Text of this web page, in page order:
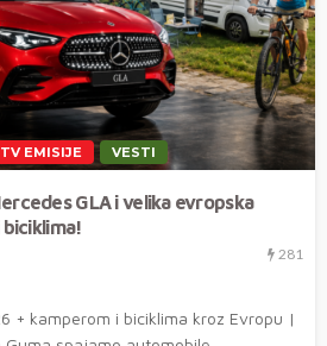
EMISIJE VESTI
GLA i velika evropska
281
+ kamperom i biciklima kroz Evropu |